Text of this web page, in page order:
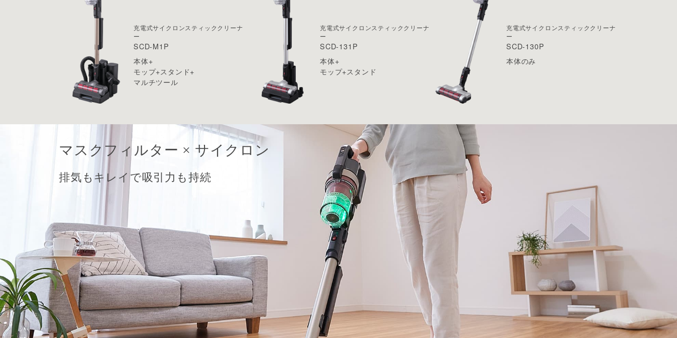
充電式サイクロンスティッククリーナ
ー
SCD-M1P
本体+
モップ+スタンド+
マルチツール
充電式サイクロンスティッククリーナ
ー
SCD-131P
本体+
モップ+スタンド
充電式サイクロンスティッククリーナ
ー
SCD-130P
本体のみ
マスクフィルター × サイクロン
排気もキレイで吸引力も持続